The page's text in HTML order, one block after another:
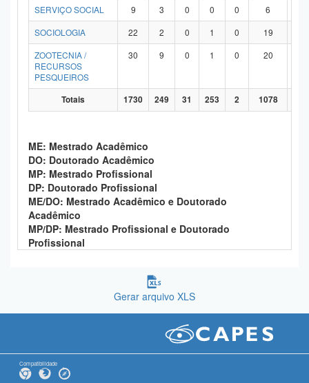
SERVIÇO SOCIAL
9 3 0 0 0 6
SOCIOLOGIA
22 2 0 1 0 19
ZOOTECNIA /
RECURSOS
PESQUEIROS
30 9 0 1 0 20
Totais 1730 249 31 253 2 1078
ME: Mestrado Acadêmico
DO: Doutorado Acadêmico
MP: Mestrado Profissional
DP: Doutorado Profissional
ME/DO: Mestrado Acadêmico e Doutorado
Acadêmico
MP/DP: Mestrado Profissional e Doutorado
Profissional
Gerar arquivo XLS
Compatibilidade